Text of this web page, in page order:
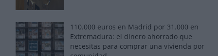
110.000 euros en Madrid por 31.000 en
Extremadura: el dinero ahorrado que
necesitas para comprar una vivienda por